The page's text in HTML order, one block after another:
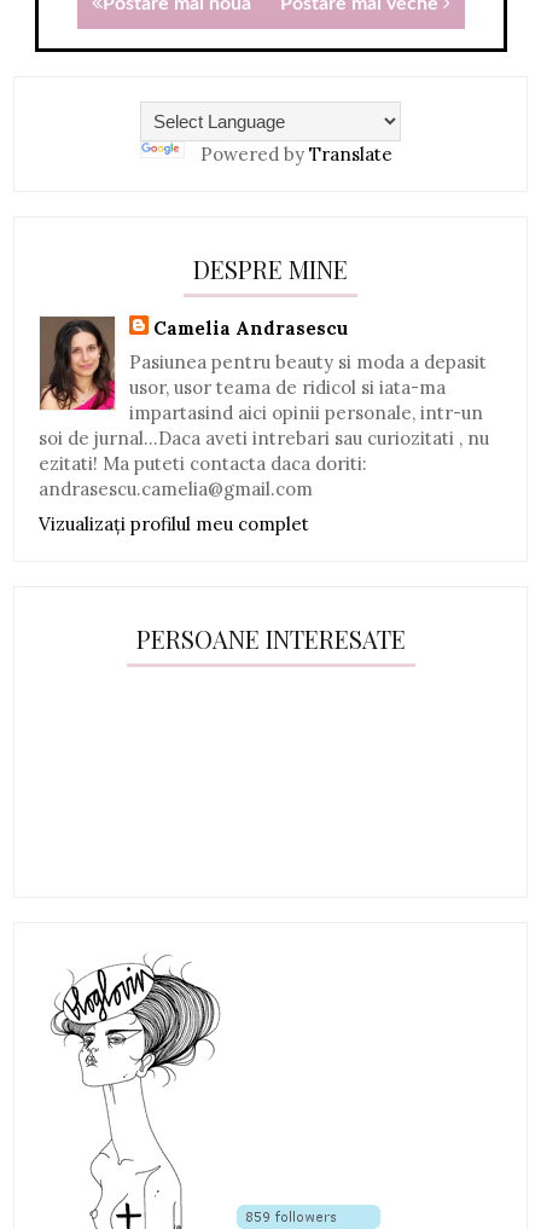
Powered by Translate
DESPRE MINE
Camelia Andrasescu
Pasiunea pentru beauty si moda a depasit
usor, usor teama de ridicol si iata-ma
impartasind aici opinii personale, intr-un
soi de jurnal...Daca aveti intrebari sau curiozitati , nu
ezitati! Ma puteti contacta daca doriti:
andrasescu.camelia@gmail.com
Vizualizați profilul meu complet
PERSOANE INTERESATE